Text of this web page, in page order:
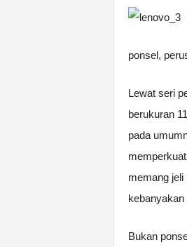
ponsel,
Lewat seri
berukuran
pada
memang jeli
Bukan